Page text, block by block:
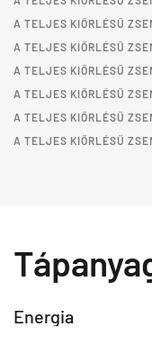
A TELJES KIŐRLÉSŰ
A TELJES KIŐRLÉSŰ
A TELJES KIŐRLÉSŰ
A TELJES KIŐRLÉSŰ
A TELJES KIŐRLÉSŰ
A TELJES KIŐRLÉSŰ
Energia